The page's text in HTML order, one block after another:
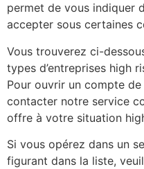
permet de vous indiquer
accepter sous certaines
Vous trouverez ci-
types d’entreprises high
Pour ouvrir un compte
contacter notre service
offre à votre situation
Si vous opérez dans un
figurant dans la liste,